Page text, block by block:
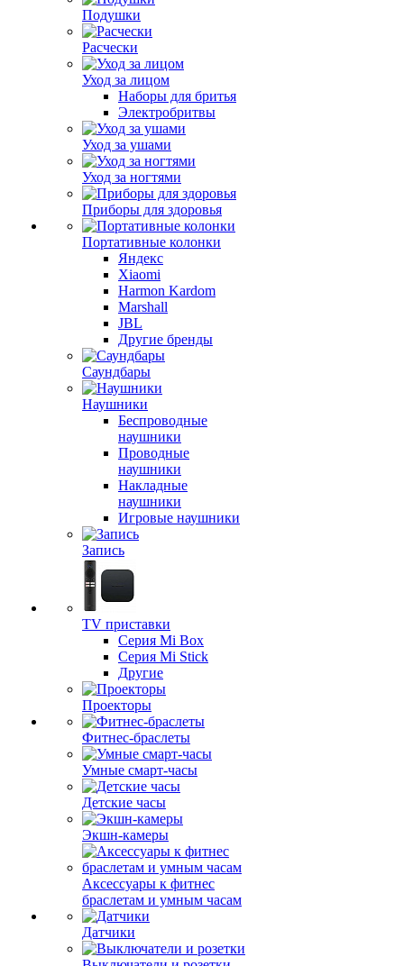
Подушки
Расчески
Уход за лицом
Наборы для бритья
Электробритвы
Уход за ушами
Уход за ногтями
Приборы для здоровья
Портативные колонки
Яндекс
Xiaomi
Harmon Kardom
Marshall
JBL
Другие бренды
Саундбары
Наушники
Беспроводные
наушники
Проводные
наушники
Накладные
наушники
Игровые наушники
Запись
TV приставки
Серия Mi Box
Серия Mi Stick
Другие
Проекторы
Фитнес-браслеты
Умные смарт-часы
Детские часы
Экшн-камеры
Аксессуары к фитнес
браслетам и умным часам
Датчики